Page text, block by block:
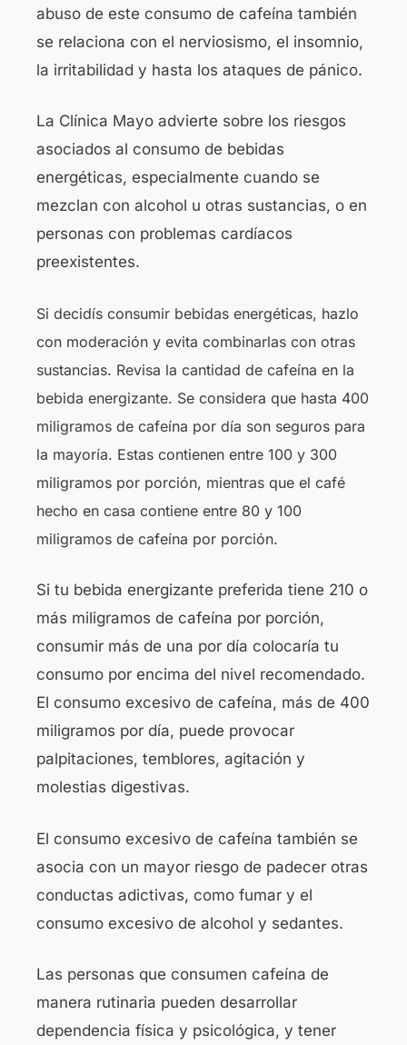
abuso de este consumo de cafeína también
se relaciona con el nerviosismo, el insomnio,
la irritabilidad y hasta los ataques de pánico.
La Clínica Mayo advierte sobre los riesgos
asociados al consumo de bebidas
energéticas, especialmente cuando se
mezclan con alcohol u otras sustancias, o en
personas con problemas cardíacos
preexistentes.
Si decidís consumir bebidas energéticas, hazlo
con moderación y evita combinarlas con otras
sustancias. Revisa la cantidad de cafeína en la
bebida energizante. Se considera que hasta 400
miligramos de cafeína por día son seguros para
la mayoría. Estas contienen entre 100 y 300
miligramos por porción, mientras que el café
hecho en casa contiene entre 80 y 100
miligramos de cafeína por porción.
Si tu bebida energizante preferida tiene 210 o
más miligramos de cafeína por porción,
consumir más de una por día colocaría tu
consumo por encima del nivel recomendado.
El consumo excesivo de cafeína, más de 400
miligramos por día, puede provocar
palpitaciones, temblores, agitación y
molestias digestivas.
El consumo excesivo de cafeína también se
asocia con un mayor riesgo de padecer otras
conductas adictivas, como fumar y el
consumo excesivo de alcohol y sedantes.
Las personas que consumen cafeína de
manera rutinaria pueden desarrollar
dependencia física y psicológica, y tener